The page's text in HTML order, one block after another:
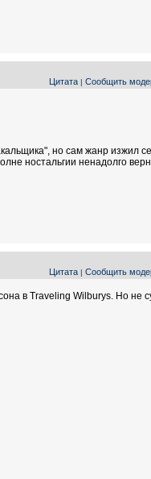
Цитата | Сообщить
но сам жанр изжил
ностальгии ненадолго
Цитата | Сообщить
в Traveling Wilburys. Но не